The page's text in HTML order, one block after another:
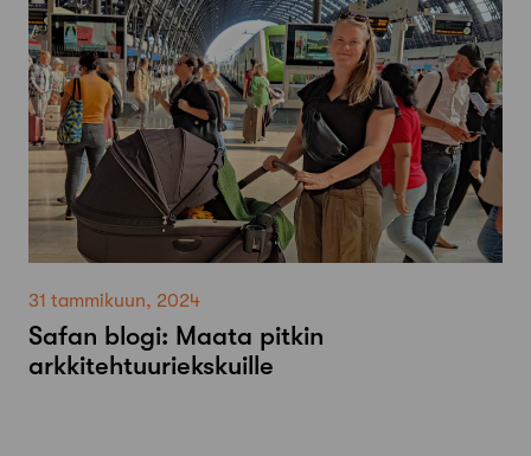
31 tammikuun, 2024
Safan blogi: Maata pitkin
arkkitehtuuriekskuille